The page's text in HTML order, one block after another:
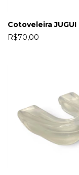
Cotoveleira JUGUI
R$70,00